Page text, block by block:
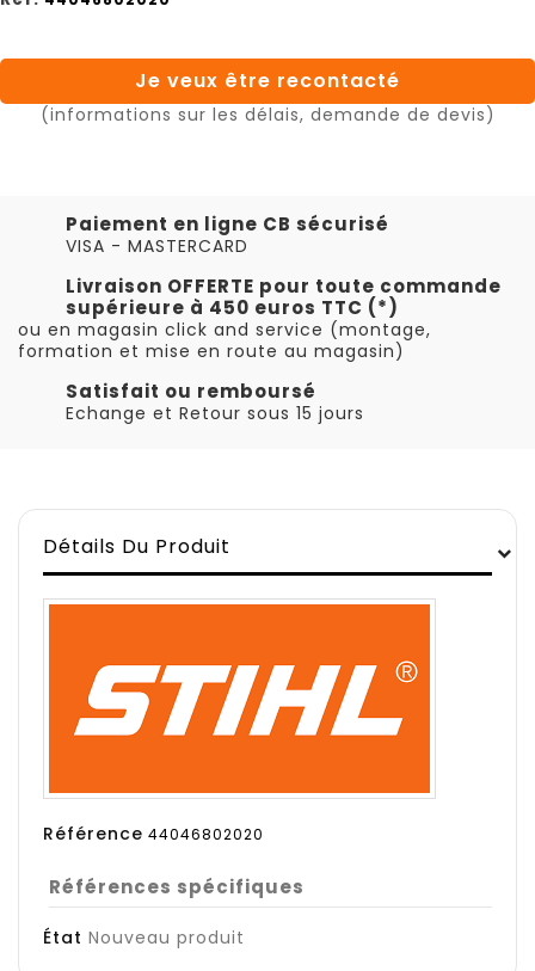
Je veux être recontacté
(informations sur les délais, demande de devis)
Paiement en ligne CB sécurisé
VISA - MASTERCARD
Livraison OFFERTE pour toute commande
supérieure à 450 euros TTC (*)
ou en magasin click and service (montage,
formation et mise en route au magasin)
Satisfait ou remboursé
Echange et Retour sous 15 jours
Détails Du Produit
Référence 44046802020
Références spécifiques
État Nouveau produit